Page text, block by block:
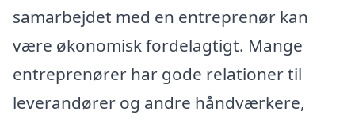
samarbejdet med en entreprenør kan
være økonomisk fordelagtigt. Mange
entreprenører har gode relationer til
leverandører og andre håndværkere,